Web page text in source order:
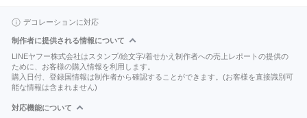
デコレーションに対応
制作者に提供される情報について
LINEヤフー株式会社はスタンプ/絵文字/着せかえ制作者への売上レポートの提供の
ために、お客様の購入情報を利用します。
購入日付、登録国情報は制作者から確認することができます。(お客様を直接識別可
能な情報は含まれません)
対応機能について